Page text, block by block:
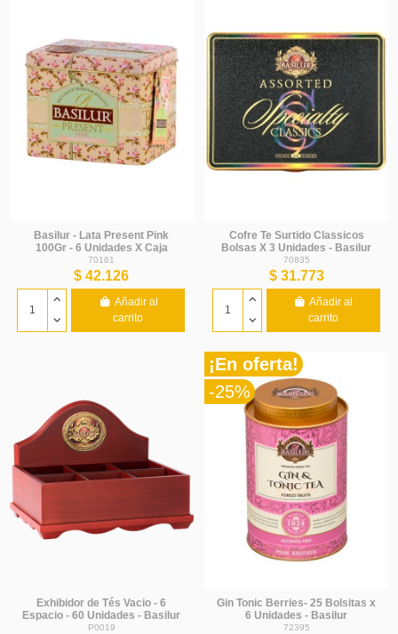
Basilur - Lata Present Pink
100Gr - 6 Unidades X Caja
70161
$ 42.126
Añadir al
carrito
Cofre Te Surtido Classicos
Bolsas X 3 Unidades - Basilur
70835
$ 31.773
Añadir al
carrito
Exhibidor de Tés Vacio - 6
Espacio - 60 Unidades - Basilur
P0019
¡En oferta!
-25%
Gin Tonic Berries- 25 Bolsitas x
6 Unidades - Basilur
72395